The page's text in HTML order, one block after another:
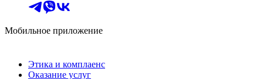
Мобильное приложение
Этика и комплаенс
Оказание услуг